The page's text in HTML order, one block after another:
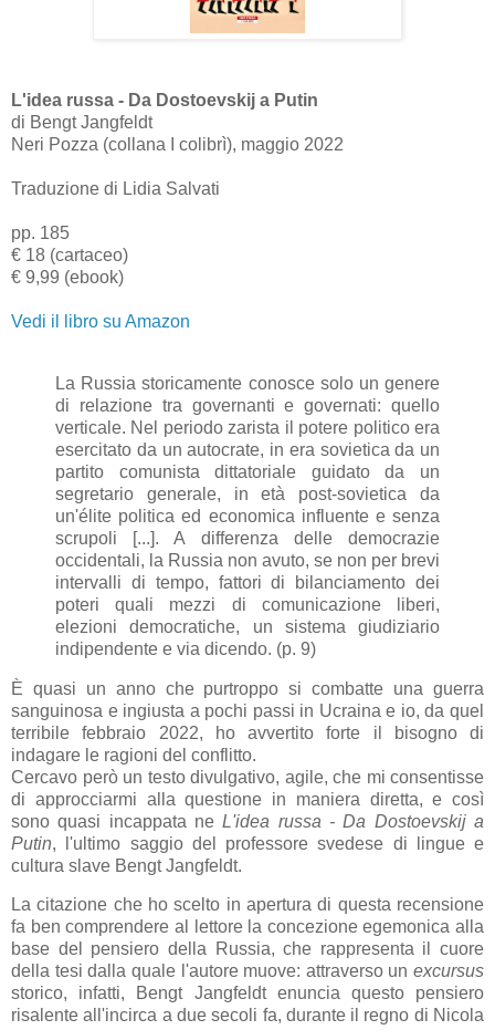
L'idea russa - Da Dostoevskij a Putin
di Bengt Jangfeldt
Neri Pozza (collana I colibrì), maggio 2022
Traduzione di Lidia Salvati
pp. 185
€ 18 (cartaceo)
€ 9,99 (ebook)
Vedi il libro su Amazon
La Russia storicamente conosce solo un genere
di relazione tra governanti e governati: quello
verticale. Nel periodo zarista il potere politico era
esercitato da un autocrate, in era sovietica da un
partito comunista dittatoriale guidato da un
segretario generale, in età post-sovietica da
un'élite politica ed economica influente e senza
scrupoli [...]. A differenza delle democrazie
occidentali, la Russia non avuto, se non per brevi
intervalli di tempo, fattori di bilanciamento dei
poteri quali mezzi di comunicazione liberi,
elezioni democratiche, un sistema giudiziario
indipendente e via dicendo. (p. 9)
È quasi un anno che purtroppo si combatte una guerra
sanguinosa e ingiusta a pochi passi in Ucraina e io, da quel
terribile febbraio 2022, ho avvertito forte il bisogno di
indagare le ragioni del conflitto.
Cercavo però un testo divulgativo, agile, che mi consentisse
di approcciarmi alla questione in maniera diretta, e così
sono quasi incappata neL'idea russa - Da Dostoevskij a
Putin, l'ultimo saggio del professore svedese di lingue e
cultura slave Bengt Jangfeldt.
La citazione che ho scelto in apertura di questa recensione
fa ben comprendere al lettore la concezione egemonica alla
base del pensiero della Russia, che rappresenta il cuore
della tesi dalla quale l'autore muove: attraverso un excursus
storico, infatti, Bengt Jangfeldt enuncia questo pensiero
risalente all'incirca a due secoli fa, durante il regno di Nicola